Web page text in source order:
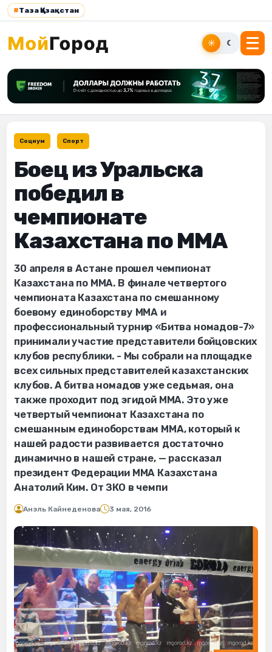
#Таза Қазақстан
☀ ☾
Социум Спорт
Боец из Уральска
победил в
чемпионате
Казахстана по ММА
30 апреля в Астане прошел чемпионат
Казахстана по ММА. В финале четвертого
чемпионата Казахстана по смешанному
боевому единоборству ММА и
профессиональный турнир «Битва номадов-7»
принимали участие представители бойцовских
клубов республики. - Мы собрали на площадке
всех сильных представителей казахстанских
клубов. А битва номадов уже седьмая, она
также проходит под эгидой ММА. Это уже
четвертый чемпионат Казахстана по
смешанным единоборствам ММА, который к
нашей радости развивается достаточно
динамично в нашей стране, — рассказал
президент Федерации ММА Казахстана
Анатолий Ким. От ЗКО в чемпи
Анэль Кайнеденова 3 мая, 2016